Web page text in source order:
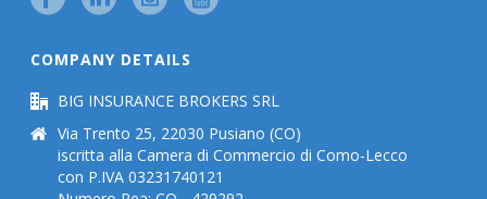
COMPANY DETAILS
BIG INSURANCE BROKERS SRL
Via Trento 25, 22030 Pusiano (CO)
iscritta alla Camera di Commercio di Como-Lecco
con P.IVA 03231740121